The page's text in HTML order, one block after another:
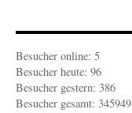
Besucher online: 5
Besucher heute: 96
Besucher gestern: 386
Besucher gesamt: 345949